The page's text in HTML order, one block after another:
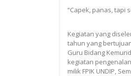
“Capek, panas, tapi
Kegiatan yang
tahun yang
Guru Bidang
kegiatan
milik FPIK UNDIP,